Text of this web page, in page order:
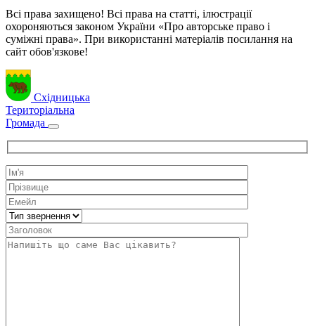
Всі права захищено! Всі права на статті, ілюстрації
охороняються законом України «Про авторське право і
суміжні права». При використанні матеріалів посилання на
сайт обов'язкове!
Східницька
Територіальна
Громада